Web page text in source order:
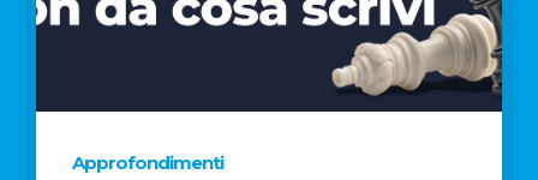
AL
CINEMA
NELLA
CAMPAGNA
Approfondimenti